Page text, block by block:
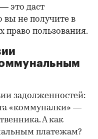
это даст
вы не получите в
пользования.
задолженностей:
«коммуналки» —
А как
платежам?